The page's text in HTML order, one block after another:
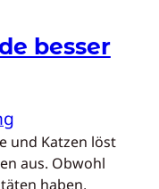
besser
und Katzen löst
aus. Obwohl
haben,